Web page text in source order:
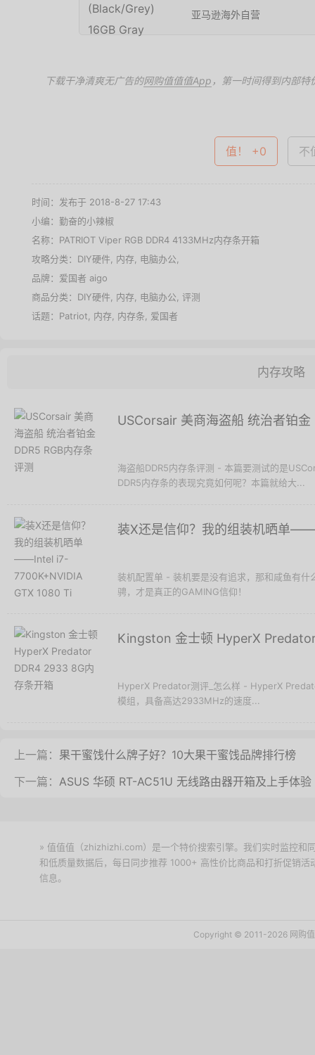
亚马逊海外自营
下载干净清爽无广告的网购值值值App ，第一时间得到内部特
值！ +0 不
时间：发布于 2018-8-27 17:43
小编：勤奋的小辣椒
名称： PATRIOT Viper RGB DDR4 4133MHz内存条开箱
攻略分类： DIY硬件 内存 电脑办公
品牌： 爱国者 aigo
商品分类： DIY硬件 内存 电脑办公 评测
话题： Patriot 内存 内存条 爱国者
内存攻略
USCorsair 美商海盗船 统治者铂
海盗船DDR5内存条评测 - 本篇要测试的是
DDR5内存条的表现究竟如何呢？本篇就给大...
装X还是信仰？我的组装机晒单
装机配置单 - 装机要是没有追求，那和咸鱼有
骋，才是真正的GAMING信仰！
Kingston 金士顿 HyperX
HyperX Predator测评_怎么样 - HyperX
模组，具备高达2933MHz的速度...
上一篇： 果干蜜饯什么牌子好？10大果干蜜饯品牌排行榜
下一篇： ASUS 华硕 RT-AC51U 无线路由器开箱及上手体验
» 值值值（zhizhizhi.com）是一个特价搜索引擎。我们实时监控和
和低质量数据后，每日同步推荐 1000+ 高性价比商品和打折促销
信息。
Copyright © 2011-2026 网购